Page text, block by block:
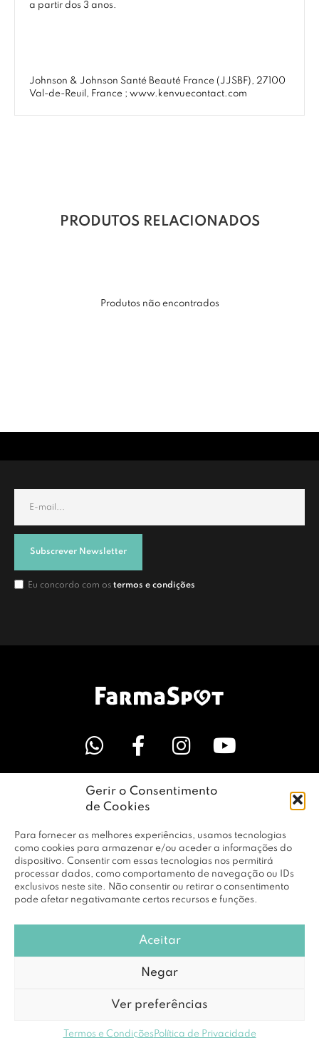
Gerir o Consentimento
de Cookies
Para fornecer as melhores experiências, usamos tecnologias
como cookies para armazenar e/ou aceder a informações do
dispositivo. Consentir com essas tecnologias nos permitirá
processar dados, como comportamento de navegação ou IDs
exclusivos neste site. Não consentir ou retirar o consentimento
pode afetar negativamante certos recursos e funções.
Aceitar
Negar
Ver preferências
Termos e Condições Política de Privacidade
a partir dos 3 anos.
Johnson & Johnson Santé Beauté France (JJSBF), 27100
Val-de-Reuil, France ; www.kenvuecontact.com
PRODUTOS RELACIONADOS
Produtos não encontrados
Subscrever Newsletter
Eu concordo com os termos e condições
LINKS ÚTEIS
EMPRESA
PERFIL
© Copyright 2026 RBF Distribuição Lda. Todos os Direitos